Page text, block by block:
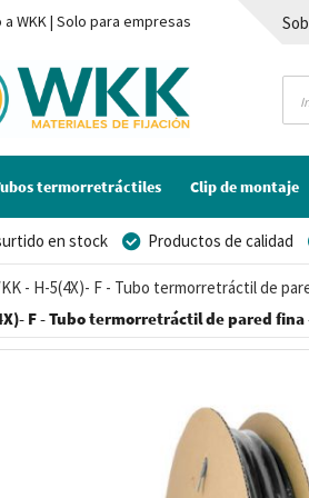
WKK | Solo para empresas
termorretráctiles Clip de montaje
en stock Productos de calidad
de crear marca privada
- H-5(4X)- F - Tubo termorretráctil de
F - Tubo termorretráctil de pared